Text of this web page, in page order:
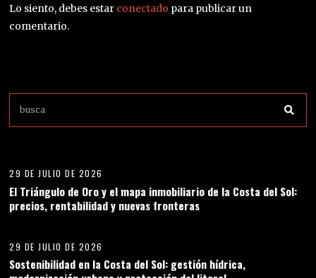
Lo siento, debes estar conectado para publicar un
comentario.
29 DE JULIO DE 2026
El Triángulo de Oro y el mapa inmobiliario de la Costa del Sol:
precios, rentabilidad y nuevas fronteras
29 DE JULIO DE 2026
Sostenibilidad en la Costa del Sol: gestión hídrica,